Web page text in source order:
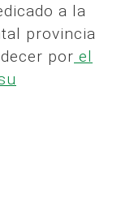
a la
provincia
por el